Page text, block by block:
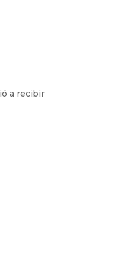
a recibir